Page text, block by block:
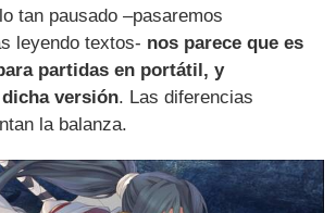
tan pausado –pasaremos
leyendo textos- nos parece que es
partidas en portátil, y
versión. Las diferencias
la balanza.